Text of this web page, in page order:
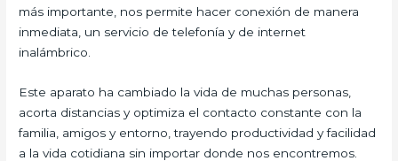
más importante, nos permite hacer conexión de manera
inmediata, un servicio de telefonía y de internet
inalámbrico.
Este aparato ha cambiado la vida de muchas personas,
acorta distancias y optimiza el contacto constante con la
familia, amigos y entorno, trayendo productividad y facilidad
a la vida cotidiana sin importar donde nos encontremos.